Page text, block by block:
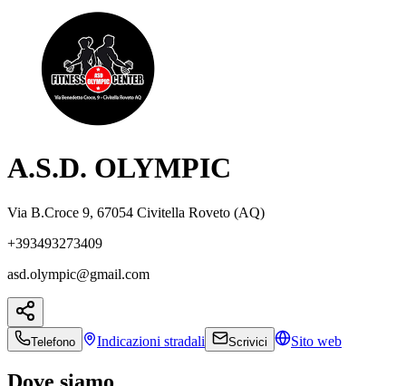
A.S.D. OLYMPIC
Via B.Croce 9, 67054 Civitella Roveto (AQ)
+393493273409
asd.olympic@gmail.com
Telefono Indicazioni stradali Scrivici Sito web
Dove siamo